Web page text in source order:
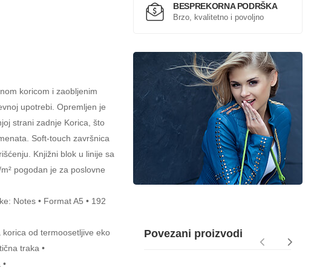
koricom i zaobljenim
upotrebi. Opremljen je
strani zadnje Korica, što
Soft-touch završnica
Knjižni blok u linije sa
pogodan je za poslovne
Notes • Format A5 • 192
korica od termoosetljive eko
traka •
BESPREKORNA PODRŠKA
Brzo, kvalitetno i povoljno
Povezani proizvodi